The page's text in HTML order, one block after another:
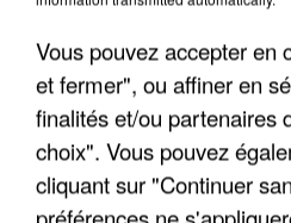
APRÈS TOUTES CES
DE FAUNE SAUVAGE
Vous pouvez accepter en
et fermer", ou affiner en
finalités et/ou partenaires
choix". Vous pouvez
cliquant sur "Continuer
préférences ne